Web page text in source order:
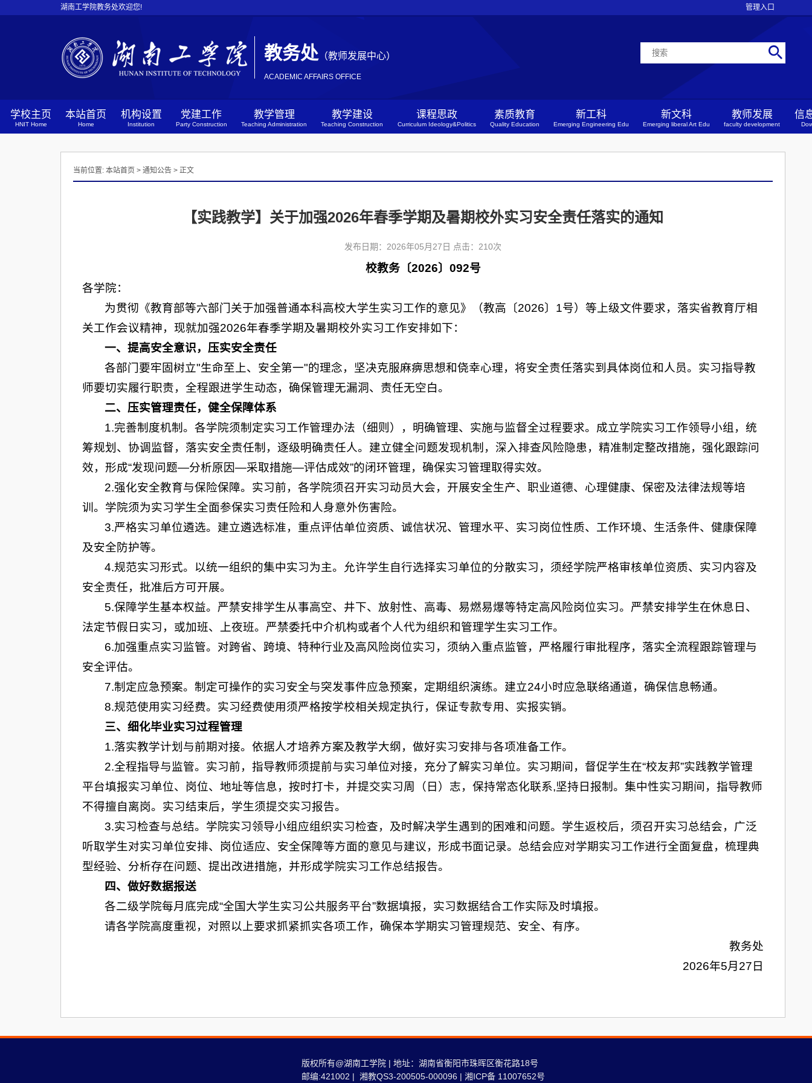
湖南工学院教务处欢迎您! 管理入口
教务处（教师发展中心）
ACADEMIC AFFAIRS OFFICE
学校主页
HNIT Home
本站首页
Home
机构设置
Institution
党建工作
Party Construction
教学管理
Teaching Administration
教学建设
Teaching Construction
课程思政
Curriculum Ideology&Politics
素质教育
Quality Education
新工科
Emerging Engineering Edu
新文科
Emerging liberal Art Edu
教师发展
faculty development
信
当前位置: 本站首页 > 通知公告 > 正文
【实践教学】关于加强2026年春季学期及暑期校外实习安全责任落实的通知
发布日期：2026年05月27日 点击： 210次
校教务〔2026〕092号
各学院：
为贯彻《教育部等六部门关于加强普通本科高校大学生实习工作的意见》（教高〔2026〕1号）等上级文件要求，落实省教育厅相
关工作会议精神，现就加强2026年春季学期及暑期校外实习工作安排如下：
一、提高安全意识，压实安全责任
各部门要牢固树立"生命至上、安全第一"的理念，坚决克服麻痹思想和侥幸心理，将安全责任落实到具体岗位和人员。实习指导教
师要切实履行职责，全程跟进学生动态，确保管理无漏洞、责任无空白。
二、 压实管理责任，健全保障体系
1.完善制度机制。各学院须制定实习工作管理办法（细则），明确管理、实施与监督全过程要求。成立学院实习工作领导小组，统
筹规划、协调监督，落实安全责任制，逐级明确责任人。建立健全问题发现机制，深入排查风险隐患，精准制定整改措施，强化跟踪问
效，形成“发现问题—分析原因—采取措施—评估成效”的闭环管理，确保实习管理取得实效。
2.强化安全教育与保险保障。实习前，各学院须召开实习动员大会，开展安全生产、职业道德、心理健康、保密及法律法规等培
训。学院须为实习学生全面参保实习责任险和人身意外伤害险。
3.严格实习单位遴选。建立遴选标准，重点评估单位资质、诚信状况、管理水平、实习岗位性质、工作环境、生活条件、健康保障
及安全防护等。
4.规范实习形式。以统一组织的集中实习为主。允许学生自行选择实习单位的分散实习，须经学院严格审核单位资质、实习内容及
安全责任，批准后方可开展。
5.保障学生基本权益。严禁安排学生从事高空、井下、放射性、高毒、易燃易爆等特定高风险岗位实习。严禁安排学生在休息日、
法定节假日实习，或加班、上夜班。严禁委托中介机构或者个人代为组织和管理学生实习工作。
6.加强重点实习监管。对跨省、跨境、特种行业及高风险岗位实习，须纳入重点监管，严格履行审批程序，落实全流程跟踪管理与
安全评估。
7.制定应急预案。制定可操作的实习安全与突发事件应急预案，定期组织演练。建立24小时应急联络通道，确保信息畅通。
8.规范使用实习经费。实习经费使用须严格按学校相关规定执行，保证专款专用、实报实销。
三、细化毕业实习过程管理
1.落实教学计划与前期对接。依据人才培养方案及教学大纲，做好实习安排与各项准备工作。
2.全程指导与监管。实习前，指导教师须提前与实习单位对接，充分了解实习单位。实习期间，督促学生在“校友邦”实践教学管理
平台填报实习单位、岗位、地址等信息，按时打卡，并提交实习周（日）志，保持常态化联系,坚持日报制。集中性实习期间，指导教师
不得擅自离岗。实习结束后，学生须提交实习报告。
3.实习检查与总结。学院实习领导小组应组织实习检查，及时解决学生遇到的困难和问题。学生返校后，须召开实习总结会，广泛
听取学生对实习单位安排、岗位适应、安全保障等方面的意见与建议，形成书面记录。总结会应对学期实习工作进行全面复盘，梳理典
型经验、分析存在问题、提出改进措施，并形成学院实习工作总结报告。
四、做好数据报送
各二级学院每月底完成“全国大学生实习公共服务平台”数据填报，实习数据结合工作实际及时填报。
请各学院高度重视，对照以上要求抓紧抓实各项工作，确保本学期实习管理规范、安全、有序。
教务处
2026年5月27日
版权所有@湖南工学院 | 地址：湖南省衡阳市珠晖区衡花路18号
邮编:421002 | 湘教QS3-200505-000096 | 湘ICP备 11007652号